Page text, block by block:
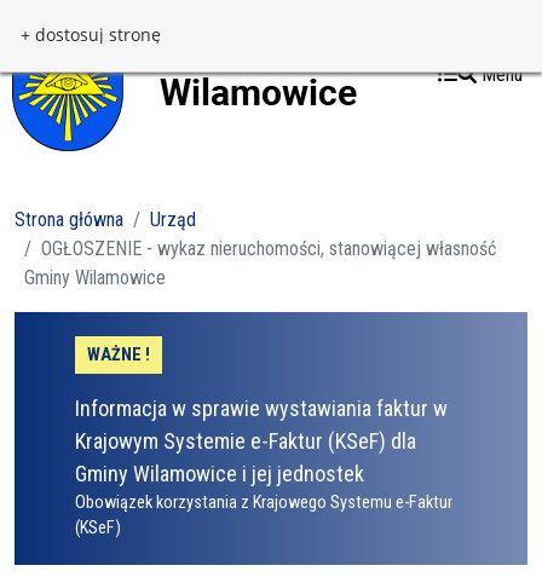
+ dostosuj stronę
Menu
Strona główna
Urząd
OGŁOSZENIE - wykaz nieruchomości, stanowiącej własność
Gminy Wilamowice
WAŻNE !
Informacja w sprawie wystawiania faktur w
Krajowym Systemie e-Faktur (KSeF) dla
Gminy Wilamowice i jej jednostek
Obowiązek korzystania z Krajowego Systemu e-Faktur
(KSeF)